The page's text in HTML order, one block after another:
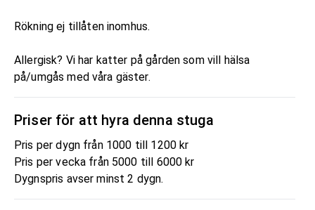
Rökning ej tillåten inomhus.
Allergisk? Vi har katter på gården som vill hälsa
på/umgås med våra gäster.
Priser för att hyra denna stuga
Pris per dygn från 1000 till 1200 kr
Pris per vecka från 5000 till 6000 kr
Dygnspris avser minst 2 dygn.